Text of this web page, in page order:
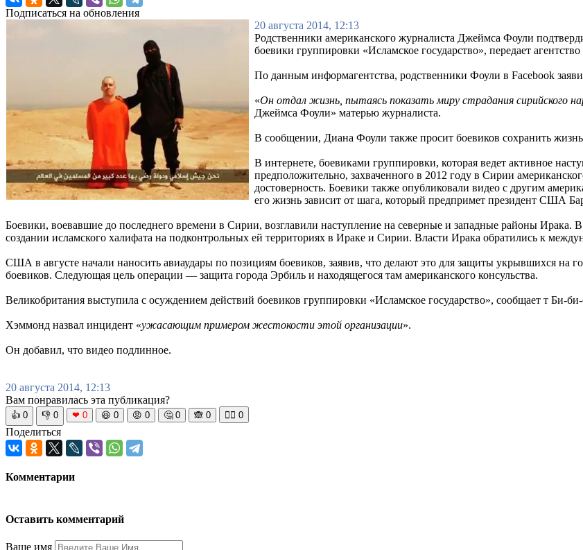
Подписаться на обновления
20 августа 2014, 12:13
Родственники американского журналиста Джеймса Фоули
боевики группировки «Исламское государство», передает
По данным информагентства, родственники Фоули в Facebook
«Он отдал жизнь, пытаясь показать миру страдания сирийского
Джеймса Фоули» матерью журналиста.
В сообщении, Диана Фоули также просит боевиков сохранить
В интернете, боевиками группировки, которая ведет активное
предположительно, захваченного в 2012 году в Сирии
достоверность. Боевики также опубликовали видео с другим
его жизнь зависит от шага, который предпримет президент США
Боевики, воевавшие до последнего времени в Сирии, возглавили наступление на северные и западные районы Ирака.
создании исламского халифата на подконтрольных ей территориях в Ираке и Сирии. Власти Ирака обратились к
США в августе начали наносить авиаудары по позициям боевиков, заявив, что делают это для защиты укрывшихся на
боевиков. Следующая цель операции — защита города Эрбиль и находящегося там американского консульства.
Великобритания выступила с осуждением действий боевиков группировки «Исламское государство», сообщает т
Хэммонд назвал инцидент «ужасающим примером жестокости этой организации».
Он добавил, что видео подлинное.
20 августа 2014, 12:13
Вам понравилась эта публикация?
👍 0 👎 0 ❤ 0 😆 0 😡 0 🤔 0 🙈 0 🧘‍♀️ 0
Поделиться
Комментарии
Оставить комментарий
Ваше имя